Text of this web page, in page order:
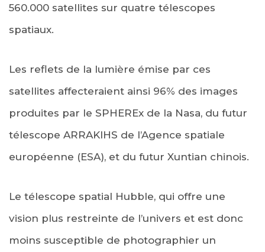
560.000 satellites sur quatre télescopes
spatiaux.
Les reflets de la lumière émise par ces
satellites affecteraient ainsi 96% des images
produites par le SPHEREx de la Nasa, du futur
télescope ARRAKIHS de l’Agence spatiale
européenne (ESA), et du futur Xuntian chinois.
Le télescope spatial Hubble, qui offre une
vision plus restreinte de l’univers et est donc
moins susceptible de photographier un